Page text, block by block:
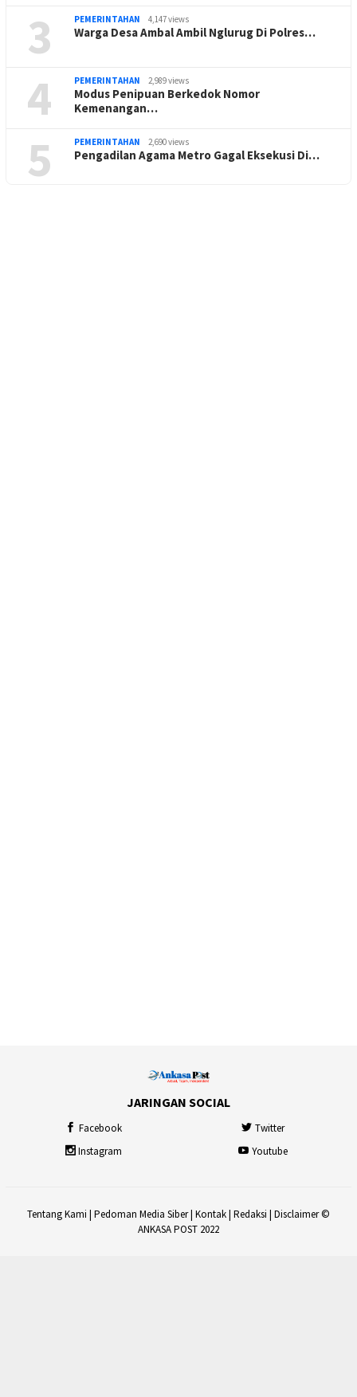
3 PEMERINTAHAN 4,147 views
Warga Desa Ambal Ambil Nglurug Di Polres…
4 PEMERINTAHAN 2,989 views
Modus Penipuan Berkedok Nomor
Kemenangan…
5 PEMERINTAHAN 2,690 views
Pengadilan Agama Metro Gagal Eksekusi Di…
JARINGAN SOCIAL
Facebook
Twitter
Instagram
Youtube
Tentang Kami | Pedoman Media Siber| Kontak| Redaksi | Disclaimer©
ANKASA POST 2022